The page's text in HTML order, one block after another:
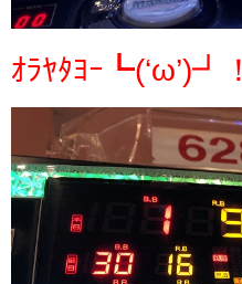
ｵﾗﾔﾀﾖｰ┗(‘ω’)┛！